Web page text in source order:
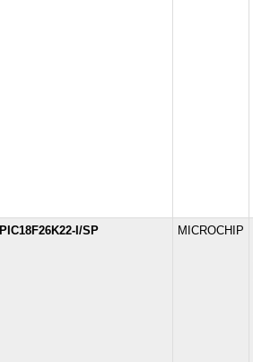
PIC18F26K22-I/SP MICROCHIP